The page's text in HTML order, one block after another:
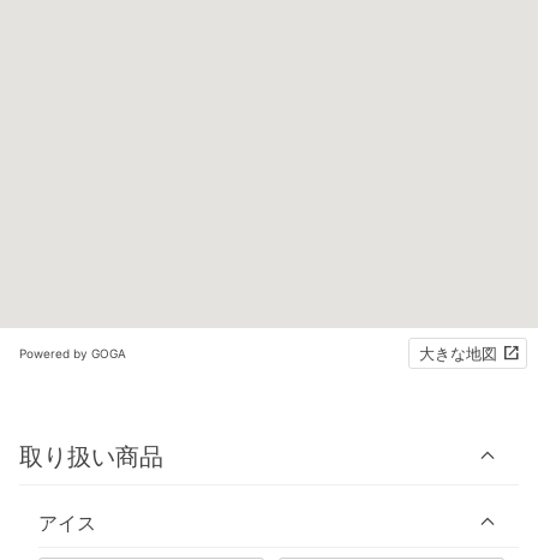
Powered by GOGA 大きな地図
取り扱い商品
アイス